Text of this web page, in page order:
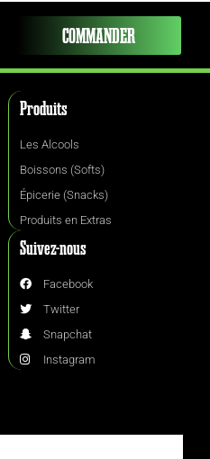
COMMANDER
Produits
Les Alcools
Boissons (Softs)
Épicerie (Snacks)
Produits en Extras
Suivez-nous
Facebook
Twitter
Snapchat
Instagram